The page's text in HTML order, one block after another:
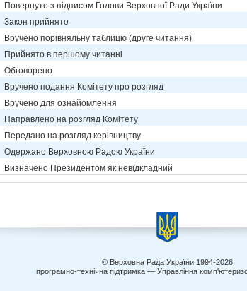
Повернуто з підписом Голови Верховної Ради України
Закон прийнято
Вручено порівняльну таблицю (друге читання)
Прийнято в першому читанні
Обговорено
Вручено подання Комітету про розгляд
Вручено для ознайомлення
Направлено на розгляд Комітету
Передано на розгляд керівництву
Одержано Верховною Радою України
Визначено Президентом як невідкладний
© Верховна Рада України 1994-2026
програмно-технічна підтримка — Управління